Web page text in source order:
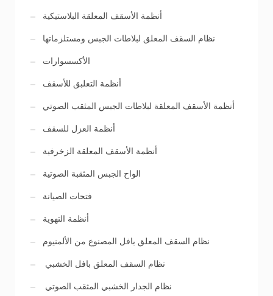
أنظمة الأسقف المعلقة البلاستيكية
نظام السقف المعلق لبلاطات الجبس ومستلزماتها
الأكسسوارات
أنظمة التعلبق للأسقف
أنظمة الأسقف المعلقة لبلاطات الجبس المثقب الصوتي
أنظمة العزل للسقف
أنظمة الأسقف المعلقة الزخرفية
الواح الجبس المثقبة الصوتية
فتحات الصيانة
أنظمة التهوية
نظام السقف المعلق بافل المصنوع من الألمنيوم
نظام السقف المعلق بافل الخشبي
نظام الجدار الخشبي المثقب الصوتي